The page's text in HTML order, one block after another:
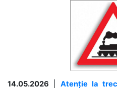
14.05.2026
Atenție la